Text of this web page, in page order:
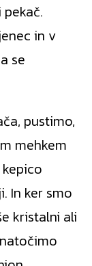
in v
se
pustimo,
mehkem
In ker smo
kristalni ali